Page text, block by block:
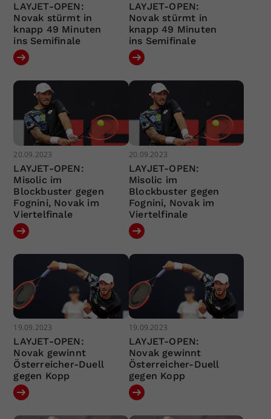
LAYJET-OPEN:
Novak stürmt in
knapp 49 Minuten
ins Semifinale
LAYJET-OPEN:
Novak stürmt in
knapp 49 Minuten
ins Semifinale
20.09.2023
LAYJET-OPEN:
Misolic im
Blockbuster gegen
Fognini, Novak im
Viertelfinale
20.09.2023
LAYJET-OPEN:
Misolic im
Blockbuster gegen
Fognini, Novak im
Viertelfinale
19.09.2023
LAYJET-OPEN:
Novak gewinnt
Österreicher-Duell
gegen Kopp
19.09.2023
LAYJET-OPEN:
Novak gewinnt
Österreicher-Duell
gegen Kopp